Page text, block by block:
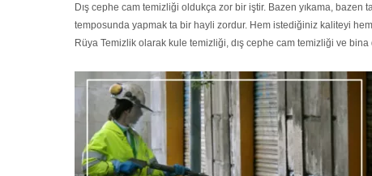
Dış cephe cam temizliği oldukça zor bir iştir. Bazen yıkama,
temposunda yapmak ta bir hayli zordur. Hem istediğiniz kaliteyi
Rüya Temizlik olarak kule temizliği, dış cephe cam temizliği ve bina